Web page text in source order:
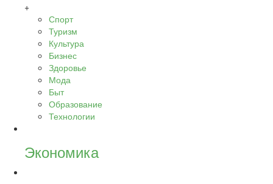
+
Спорт
Туризм
Культура
Бизнес
Здоровье
Мода
Быт
Образование
Технологии
Экономика